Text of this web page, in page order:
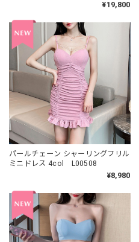
¥19,800
パールチェーン シャーリングフリル
ミニドレス 4col L00508
¥8,980